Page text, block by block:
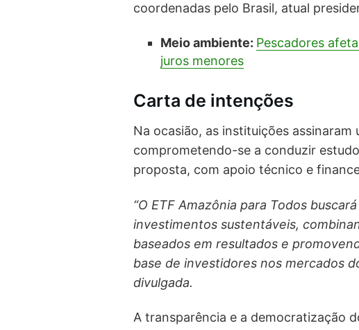
coordenadas pelo Brasil, atual
Meio ambiente: Pescadores
juros menores
Carta de intenções
Na ocasião, as instituições
comprometendo-se a conduzir
proposta, com apoio técnico e
“O ETF Amazônia para Todos
investimentos sustentáveis,
baseados em resultados e
base de investidores nos mercados
divulgada.
A transparência e a democratização